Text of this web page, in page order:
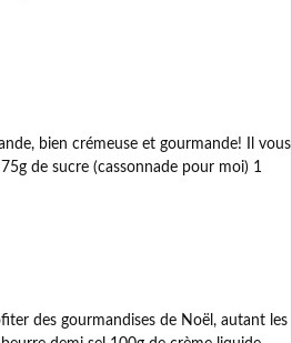
bien crémeuse et gourmande! Il vous
de sucre (cassonnade pour moi) 1
des gourmandises de Noël, autant les